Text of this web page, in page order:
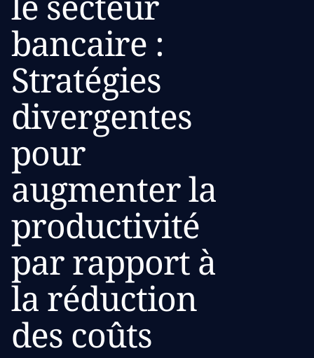
bancaire :
Stratégies
divergentes
pour
augmenter la
productivité
par rapport à
la réduction
des coûts